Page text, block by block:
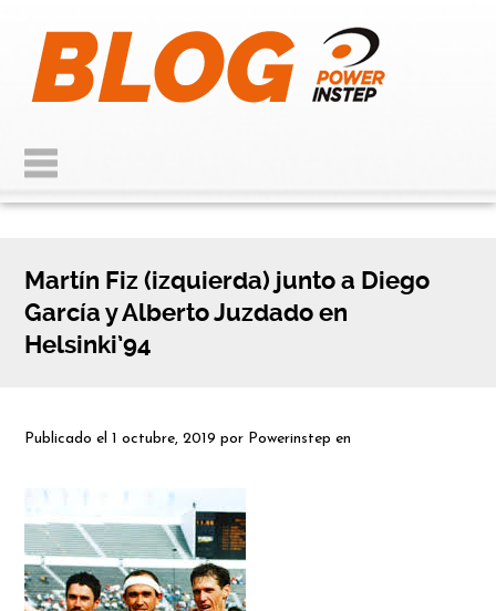
Martín Fiz (izquierda) junto a Diego
García y Alberto Juzdado en
Helsinki’94
Publicado el1 octubre, 2019 por Powerinstep en